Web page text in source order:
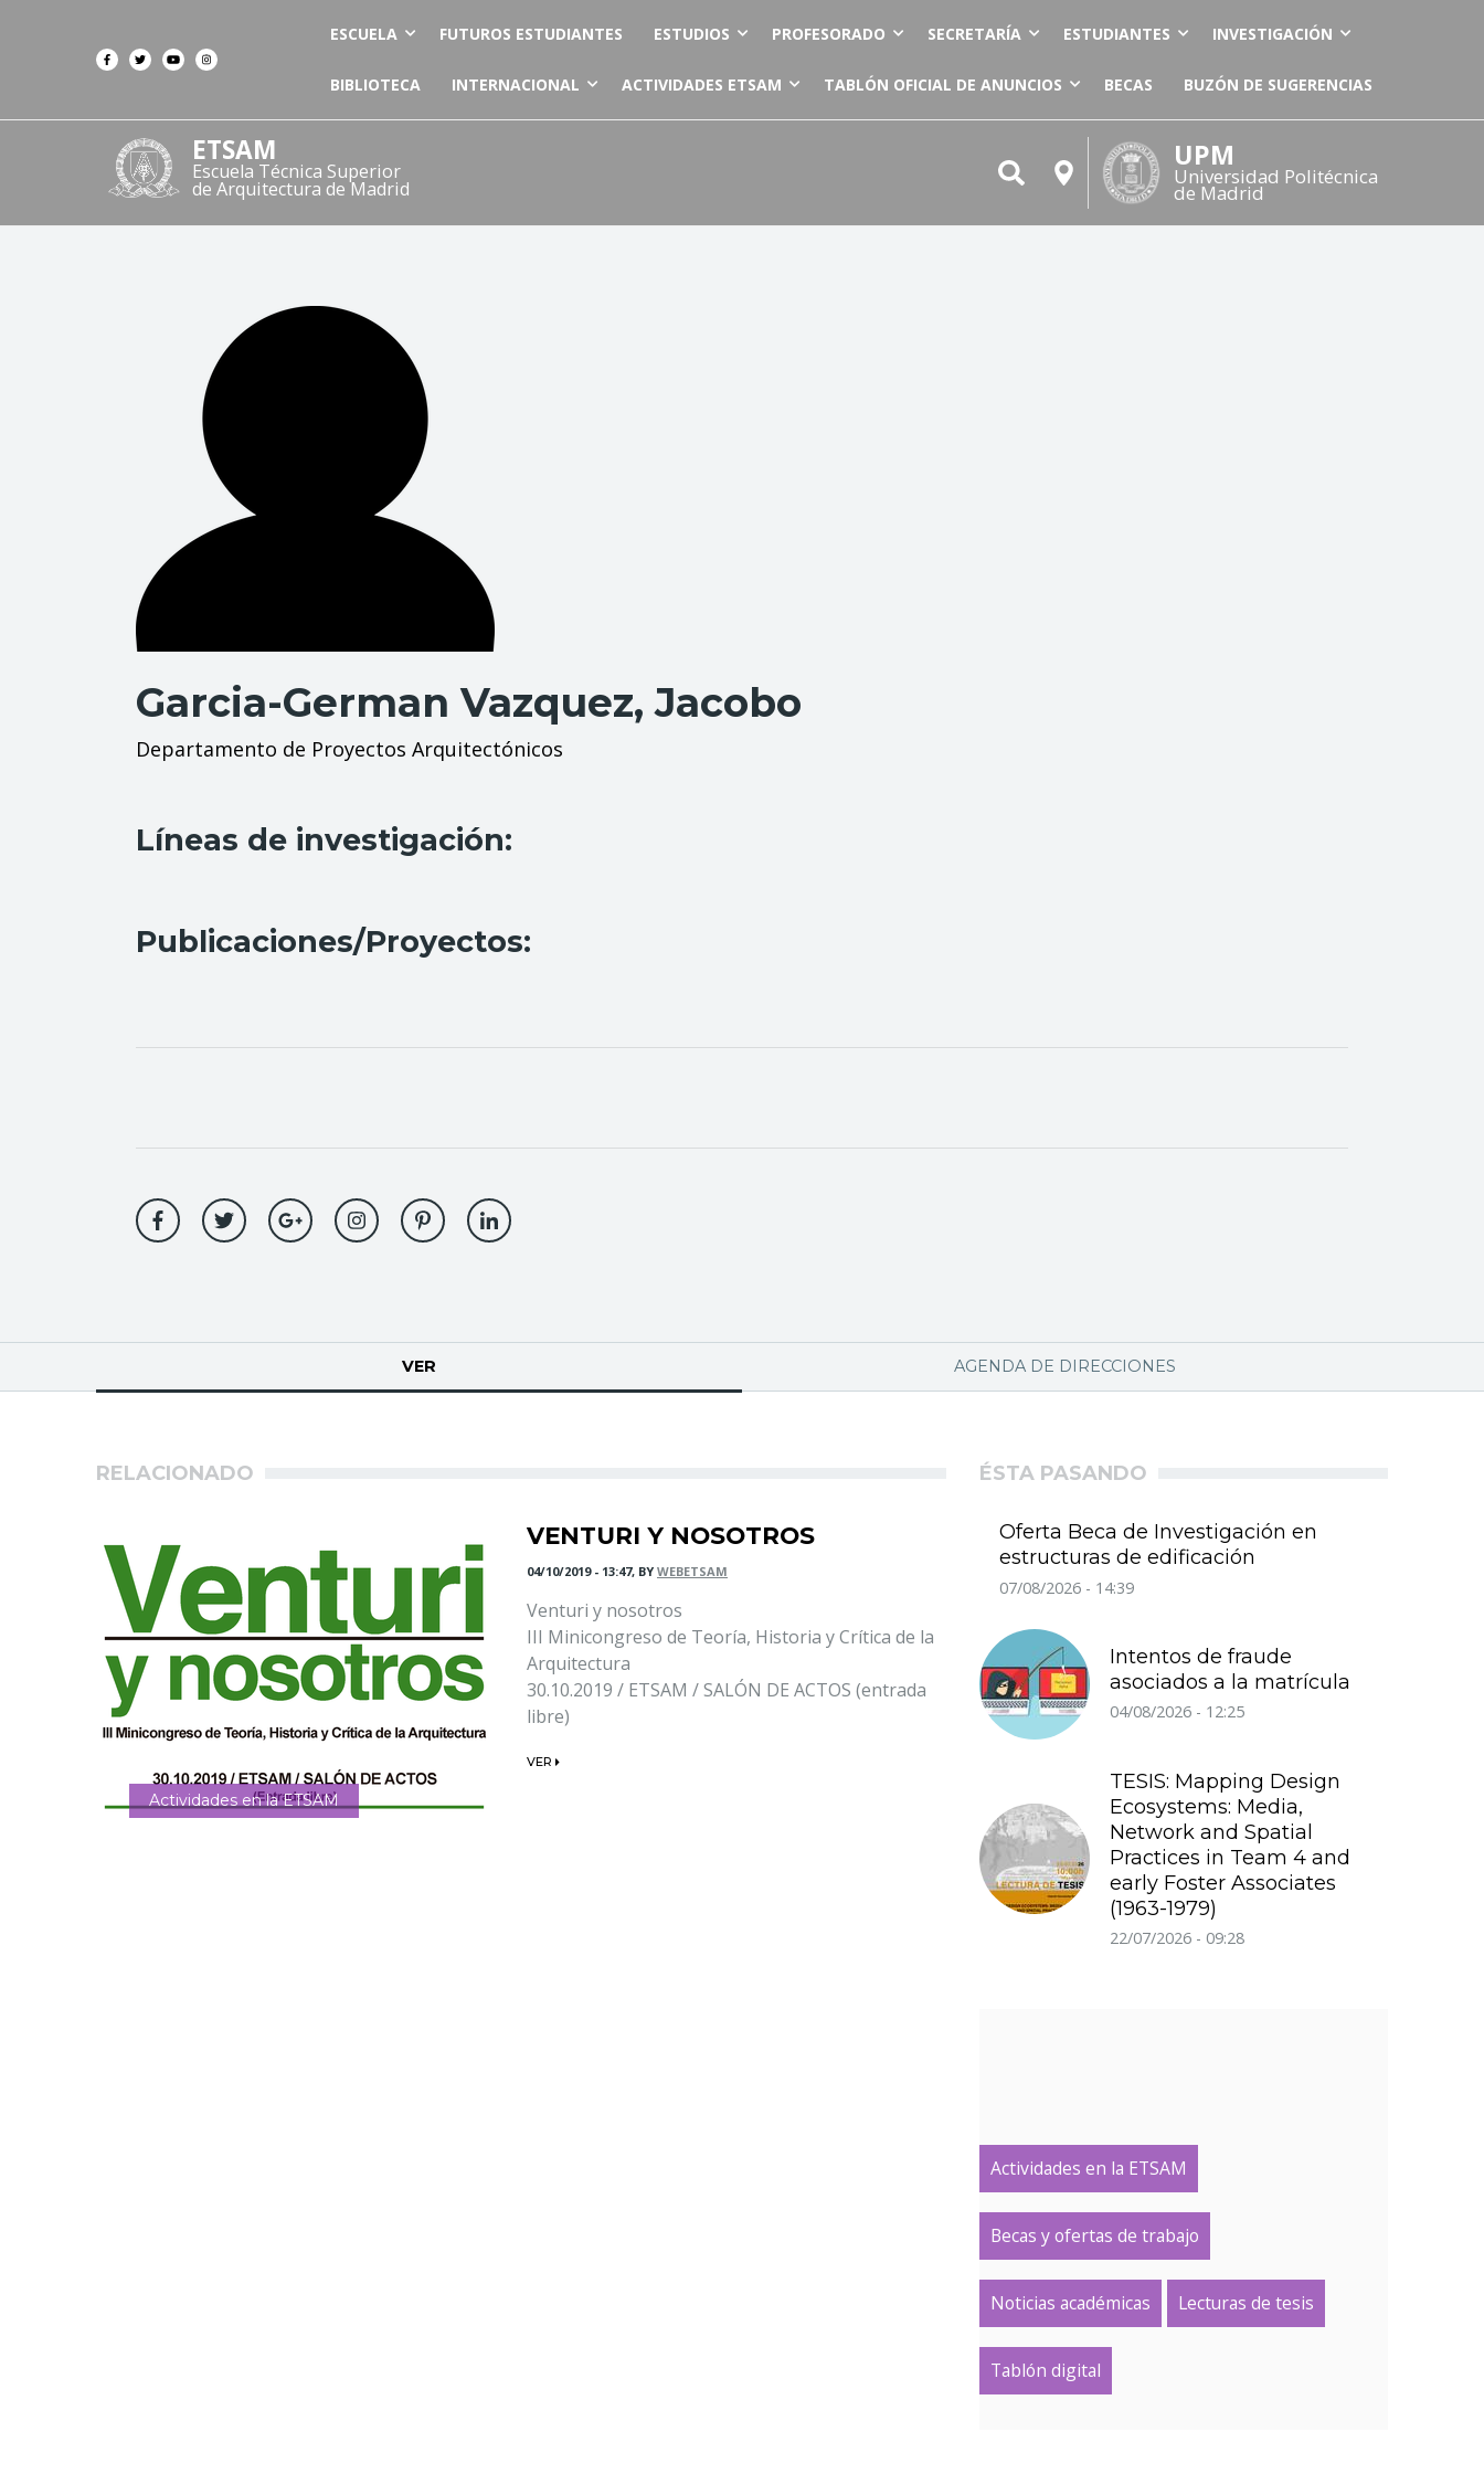
ESCUELA FUTUROS ESTUDIANTES ESTUDIOS PROFESORADO SECRETARÍA ESTUDIANTES INVESTIGACIÓN
BIBLIOTECA INTERNACIONAL ACTIVIDADES ETSAM TABLÓN OFICIAL DE ANUNCIOS BECAS BUZÓN DE SUGERENCIAS
ETSAM
Escuela Técnica Superior
de Arquitectura de Madrid
UPM
Universidad Politécnica
de Madrid
Garcia-German Vazquez, Jacobo
Departamento de Proyectos Arquitectónicos
Líneas de investigación:
Publicaciones/Proyectos:
principales
VER AGENDA DE DIRECCIONES
RELACIONADO
Actividades en la ETSAM
VENTURI Y NOSOTROS
04/10/2019 - 13:47, BY WEBETSAM
Venturi y nosotros
III Minicongreso de Teoría, Historia y Crítica de la
Arquitectura
30.10.2019 / ETSAM / SALÓN DE ACTOS (entrada
libre)
VER
ÉSTA PASANDO
Oferta Beca de Investigación en
estructuras de edificación
07/08/2026 - 14:39
Intentos de fraude
asociados a la matrícula
04/08/2026 - 12:25
TESIS: Mapping Design
Ecosystems: Media,
Network and Spatial
Practices in Team 4 and
early Foster Associates
(1963-1979)
22/07/2026 - 09:28
Actividades en la ETSAM
Becas y ofertas de trabajo
Noticias académicas Lecturas de tesis
Tablón digital